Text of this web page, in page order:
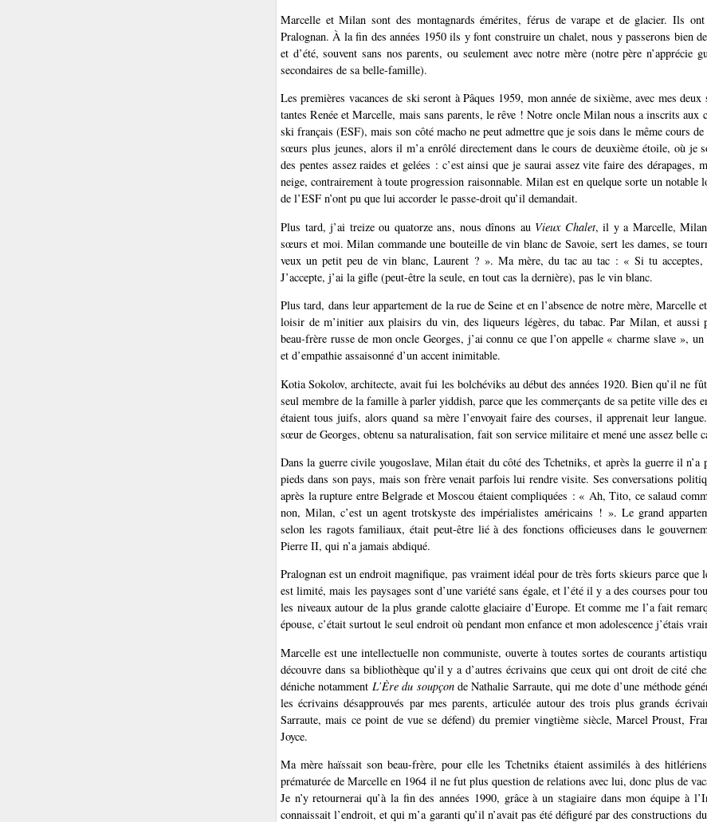
Marcelle et Milan sont des montagnards émérites, férus de varape et de glacier. Ils
Pralognan. À la fin des années 1950 ils y font construire un chalet, nous y passerons bien
et d’été, souvent sans nos parents, ou seulement avec notre mère (notre père n’apprécie
secondaires de sa belle-famille).
Les premières vacances de ski seront à Pâques 1959, mon année de sixième, avec mes
tantes Renée et Marcelle, mais sans parents, le rêve ! Notre oncle Milan nous a inscrits aux
ski français (ESF), mais son côté macho ne peut admettre que je sois dans le même cours de
sœurs plus jeunes, alors il m’a enrôlé directement dans le cours de deuxième étoile, où je
des pentes assez raides et gelées : c’est ainsi que je saurai assez vite faire des dérapages,
neige, contrairement à toute progression raisonnable. Milan est en quelque sorte un notable
de l’ESF n’ont pu que lui accorder le passe-droit qu’il demandait.
Plus tard, j’ai treize ou quatorze ans, nous dînons au Vieux Chalet, il y a Marcelle,
sœurs et moi. Milan commande une bouteille de vin blanc de Savoie, sert les dames, se
veux un petit peu de vin blanc, Laurent ? ». Ma mère, du tac au tac : « Si tu
J’accepte, j’ai la gifle (peut-être la seule, en tout cas la dernière), pas le vin blanc.
Plus tard, dans leur appartement de la rue de Seine et en l’absence de notre mère, Marcelle
loisir de m’initier aux plaisirs du vin, des liqueurs légères, du tabac. Par Milan, et aussi
beau-frère russe de mon oncle Georges, j’ai connu ce que l’on appelle « charme slave »,
et d’empathie assaisonné d’un accent inimitable.
Kotia Sokolov, architecte, avait fui les bolchéviks au début des années 1920. Bien qu’il ne
seul membre de la famille à parler yiddish, parce que les commerçants de sa petite ville des
étaient tous juifs, alors quand sa mère l’envoyait faire des courses, il apprenait leur
sœur de Georges, obtenu sa naturalisation, fait son service militaire et mené une assez belle
Dans la guerre civile yougoslave, Milan était du côté des Tchetniks, et après la guerre il n’a
pieds dans son pays, mais son frère venait parfois lui rendre visite. Ses conversations
après la rupture entre Belgrade et Moscou étaient compliquées : « Ah, Tito, ce salaud
non, Milan, c’est un agent trotskyste des impérialistes américains ! ». Le grand
selon les ragots familiaux, était peut-être lié à des fonctions officieuses dans le
Pierre II, qui n’a jamais abdiqué.
Pralognan est un endroit magnifique, pas vraiment idéal pour de très forts skieurs parce que
est limité, mais les paysages sont d’une variété sans égale, et l’été il y a des courses pour
les niveaux autour de la plus grande calotte glaciaire d’Europe. Et comme me l’a fait
épouse, c’était surtout le seul endroit où pendant mon enfance et mon adolescence j’étais
Marcelle est une intellectuelle non communiste, ouverte à toutes sortes de courants
découvre dans sa bibliothèque qu’il y a d’autres écrivains que ceux qui ont droit de cité
déniche notamment L’Ère du soupçonde Nathalie Sarraute, qui me dote d’une méthode
les écrivains désapprouvés par mes parents, articulée autour des trois plus grands
Sarraute, mais ce point de vue se défend) du premier vingtième siècle, Marcel Proust,
Joyce.
Ma mère haïssait son beau-frère, pour elle les Tchetniks étaient assimilés à des
prématurée de Marcelle en 1964 il ne fut plus question de relations avec lui, donc plus de
Je n’y retournerai qu’à la fin des années 1990, grâce à un stagiaire dans mon équipe à
connaissait l’endroit, et qui m’a garanti qu’il n’avait pas été défiguré par des constructions